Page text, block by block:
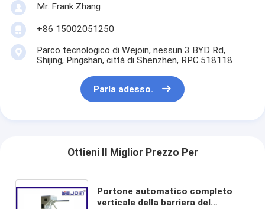
Mr. Frank Zhang
+86 15002051250
Parco tecnologico di Wejoin, nessun 3 BYD Rd,
Shijing, Pingshan, città di Shenzhen, RPC.518118
Parla adesso.
Ottieni Il Miglior Prezzo Per
Portone automatico completo
verticale della barriera del